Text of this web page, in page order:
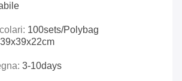
100sets/polybag
3-10days